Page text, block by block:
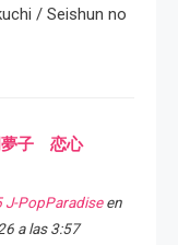
/ Seishun no
夢子 恋心
J-PopParadiseen
a las 3:57